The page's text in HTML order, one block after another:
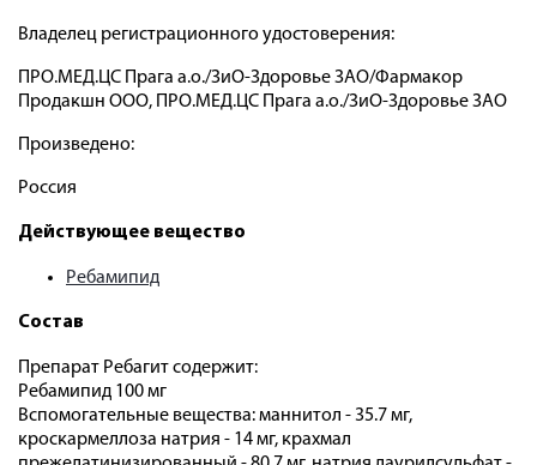
Владелец регистрационного удостоверения:
ПРО.МЕД.ЦС Прага а.о./ЗиО-Здоровье ЗАО/Фармакор
Продакшн ООО, ПРО.МЕД.ЦС Прага а.о./ЗиО-Здоровье ЗАО
Произведено:
Россия
Действующее вещество
Ребамипид
Состав
Препарат Ребагит содержит:
Ребамипид 100 мг
Вспомогательные вещества: маннитол - 35.7 мг,
кроскармеллоза натрия - 14 мг, крахмал